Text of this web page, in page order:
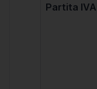
Partita IVA